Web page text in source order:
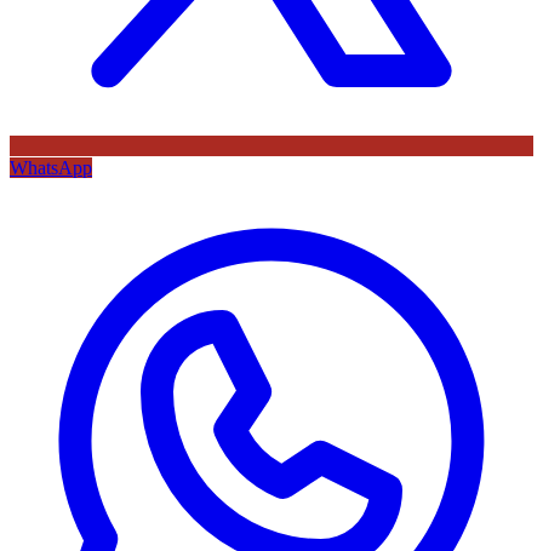
WhatsApp